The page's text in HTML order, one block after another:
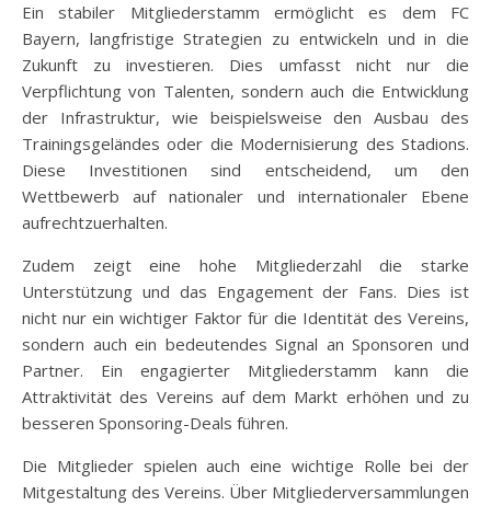
Ein stabiler Mitgliederstamm ermöglicht es dem FC
Bayern, langfristige Strategien zu entwickeln und in die
Zukunft zu investieren. Dies umfasst nicht nur die
Verpflichtung von Talenten, sondern auch die Entwicklung
der Infrastruktur, wie beispielsweise den Ausbau des
Trainingsgeländes oder die Modernisierung des Stadions.
Diese Investitionen sind entscheidend, um den
Wettbewerb auf nationaler und internationaler Ebene
aufrechtzuerhalten.
Zudem zeigt eine hohe Mitgliederzahl die starke
Unterstützung und das Engagement der Fans. Dies ist
nicht nur ein wichtiger Faktor für die Identität des Vereins,
sondern auch ein bedeutendes Signal an Sponsoren und
Partner. Ein engagierter Mitgliederstamm kann die
Attraktivität des Vereins auf dem Markt erhöhen und zu
besseren Sponsoring-Deals führen.
Die Mitglieder spielen auch eine wichtige Rolle bei der
Mitgestaltung des Vereins. Über Mitgliederversammlungen